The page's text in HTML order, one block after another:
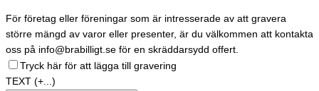
För företag eller föreningar som är intresserade av att gravera
större mängd av varor eller presenter, är du välkommen att kontakta
oss på info@brabilligt.se för en skräddarsydd offert.
Tryck här för att lägga till gravering
TEXT (+...)